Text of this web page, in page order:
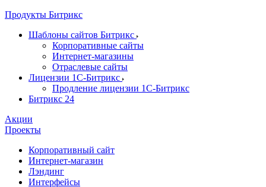
Продукты Битрикс
Шаблоны сайтов Битрикс
Корпоративные сайты
Интернет-магазины
Отраслевые сайты
Лицензии 1С-Битрикс
Продление лицензии 1С-Битрикс
Битрикс 24
Акции
Проекты
Корпоративный сайт
Интернет-магазин
Лэндинг
Интерфейсы